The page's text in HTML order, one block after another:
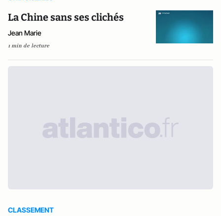
La Chine sans ses clichés
Jean Marie
1 min de lecture
CLASSEMENT